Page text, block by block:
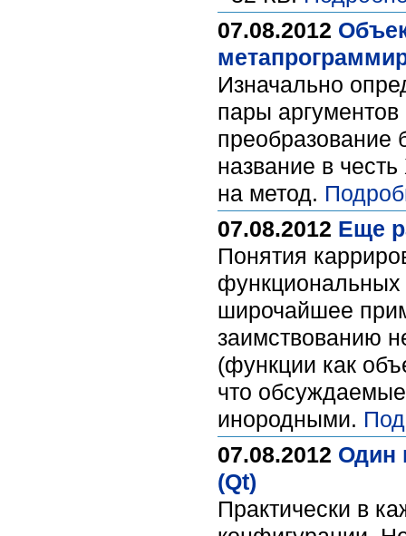
07.08.2012
Изначально
пары
название в
на метод.
07.08.2012 Eще
Понятия
функциональных
широчайшее
заимствованию
(функции как
что
инородными.
07.08.2012 Один
(Qt)
Практически в